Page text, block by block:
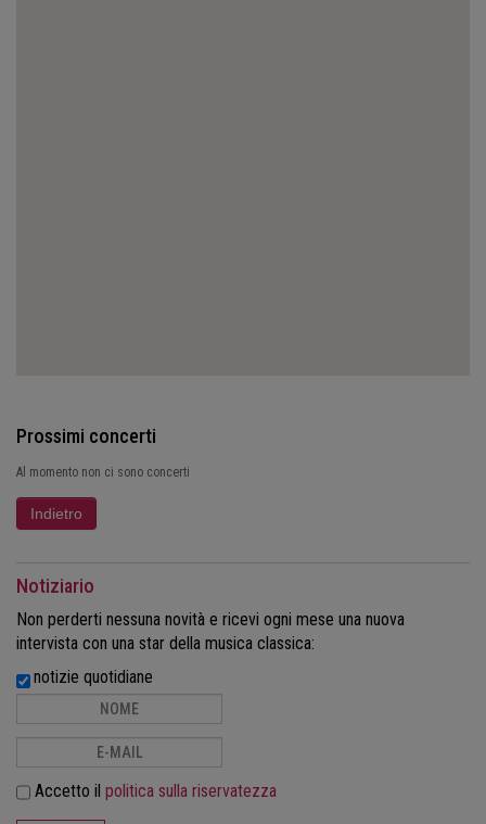
Prossimi concerti
Al momento non ci sono concerti
Notiziario
Non perderti nessuna novità e ricevi ogni mese una nuova
intervista con una star della musica classica:
notizie quotidiane
Accetto il politica sulla riservatezza